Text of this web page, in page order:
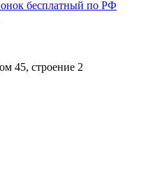
бесплатный по РФ
45, строение 2